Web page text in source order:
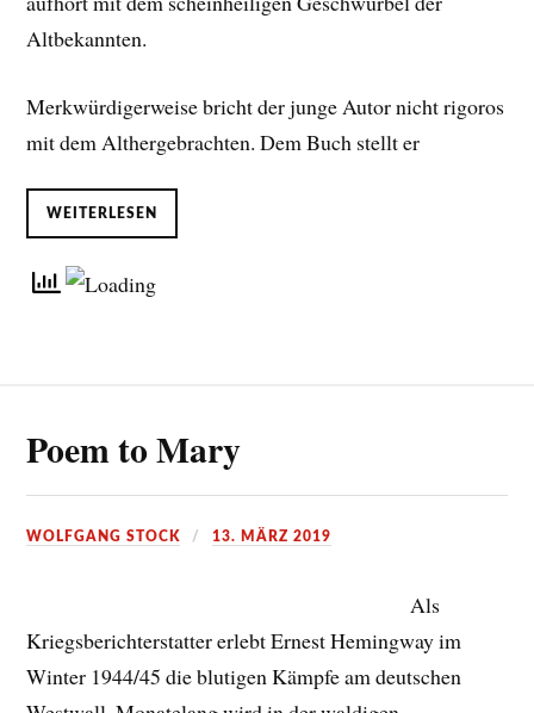
Altbekannten.
Merkwürdigerweise bricht der junge Autor nicht rigoros
mit dem Althergebrachten. Dem Buch stellt er
WEITERLESEN
Poem to Mary
WOLFGANG STOCK 13. MÄRZ 2019
Als
Kriegsberichterstatter erlebt Ernest Hemingway im
Winter 1944/45 die blutigen Kämpfe am deutschen